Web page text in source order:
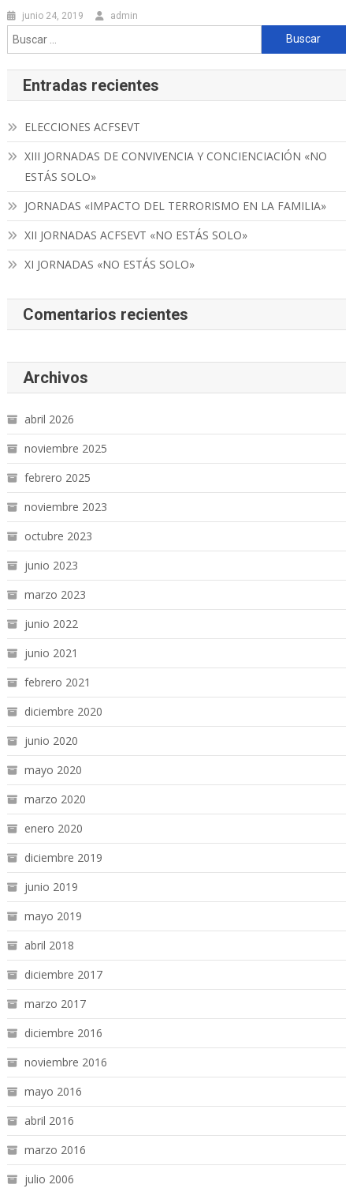
junio 24, 2019 admin
Buscar:
Entradas recientes
ELECCIONES ACFSEVT
XIII JORNADAS DE CONVIVENCIA Y CONCIENCIACIÓN «NO
ESTÁS SOLO»
JORNADAS «IMPACTO DEL TERRORISMO EN LA FAMILIA»
XII JORNADAS ACFSEVT «NO ESTÁS SOLO»
XI JORNADAS «NO ESTÁS SOLO»
Comentarios recientes
Archivos
abril 2026
noviembre 2025
febrero 2025
noviembre 2023
octubre 2023
junio 2023
marzo 2023
junio 2022
junio 2021
febrero 2021
diciembre 2020
junio 2020
mayo 2020
marzo 2020
enero 2020
diciembre 2019
junio 2019
mayo 2019
abril 2018
diciembre 2017
marzo 2017
diciembre 2016
noviembre 2016
mayo 2016
abril 2016
marzo 2016
julio 2006